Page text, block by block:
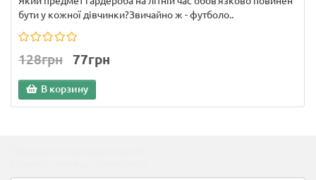
бути у кожної дівчинки?Звичайно ж - футболо..
128грн 77грн
В корзину